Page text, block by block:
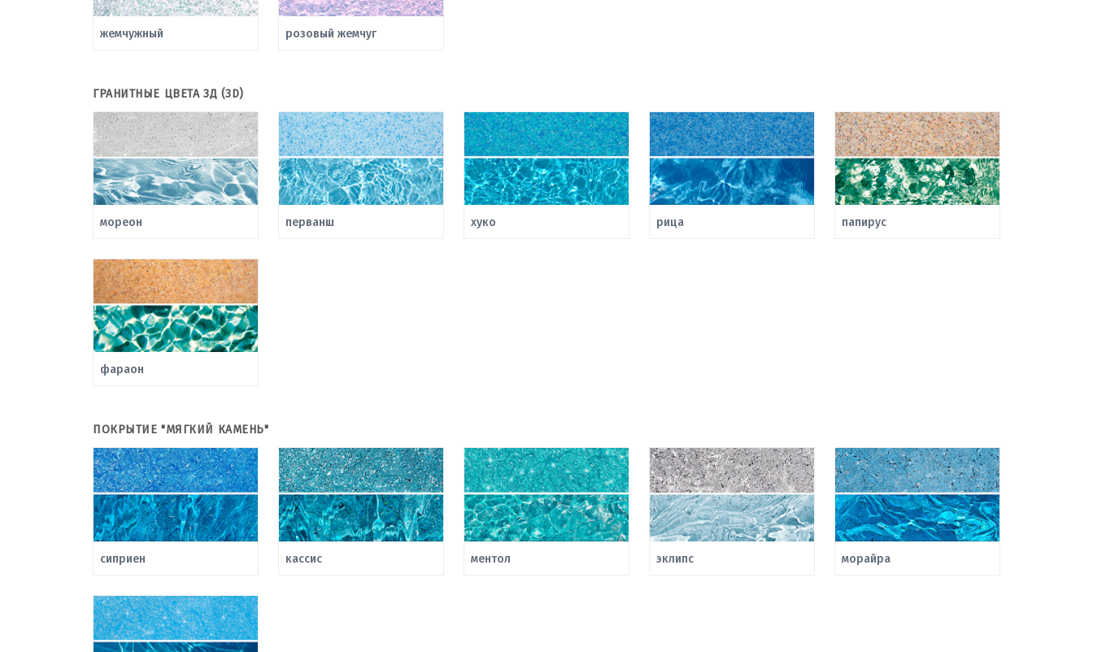
жемчужный розовый жемчуг
ГРАНИТНЫЕ ЦВЕТА 3Д (3D)
мореон перванш хуко рица папирус
фараон
ПОКРЫТИЕ "МЯГКИЙ КАМЕНЬ"
сиприен кассис ментол эклипс морайра